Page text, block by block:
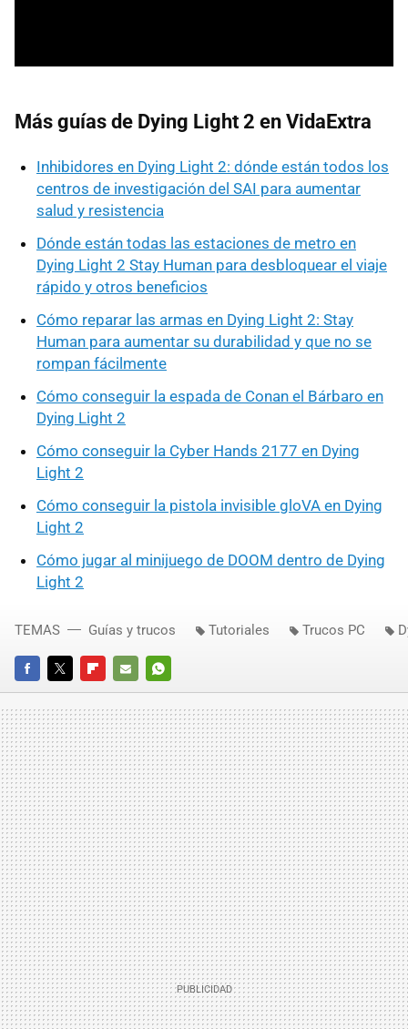
Más guías de Dying Light 2 en VidaExtra
Inhibidores en Dying Light 2: dónde están todos los
centros de investigación del SAI para aumentar
salud y resistencia
Dónde están todas las estaciones de metro en
Dying Light 2 Stay Human para desbloquear el viaje
rápido y otros beneficios
Cómo reparar las armas en Dying Light 2: Stay
Human para aumentar su durabilidad y que no se
rompan fácilmente
Cómo conseguir la espada de Conan el Bárbaro en
Dying Light 2
Cómo conseguir la Cyber Hands 2177 en Dying
Light 2
Cómo conseguir la pistola invisible gloVA en Dying
Light 2
Cómo jugar al minijuego de DOOM dentro de Dying
Light 2
FACEBOOKTWITTERFLIPBOARD
E-
MAIL
WHATSAPP
TEMAS Guías y trucos Tutoriales Trucos PC